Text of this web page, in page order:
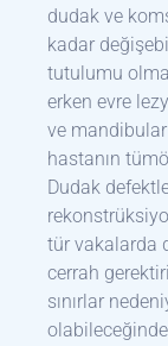
dudak ve
kadar
tutulumu
erken evre
ve mandibular
hastanın
Dudak
tür vakalarda
cerrah
sınırlar